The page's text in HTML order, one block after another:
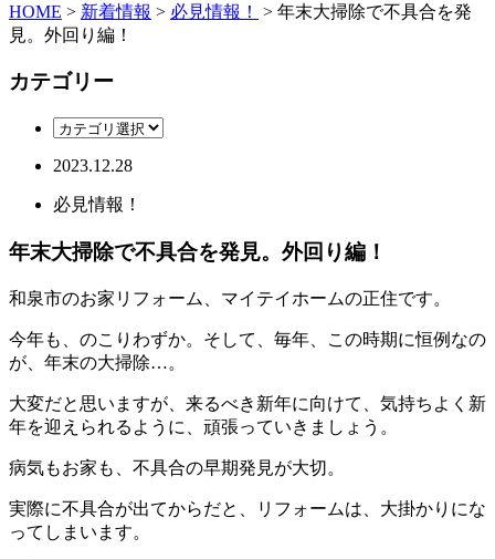
HOME > 新着情報 > 必見情報！ > 年末大掃除で不具合を発
見。外回り編！
カテゴリー
2023.12.28
必見情報！
年末大掃除で不具合を発見。外回り編！
和泉市のお家リフォーム、マイテイホームの正住です。
今年も、のこりわずか。そして、毎年、この時期に恒例なの
が、年末の大掃除…。
大変だと思いますが、来るべき新年に向けて、気持ちよく新
年を迎えられるように、頑張っていきましょう。
病気もお家も、不具合の早期発見が大切。
実際に不具合が出てからだと、リフォームは、大掛かりにな
ってしまいます。